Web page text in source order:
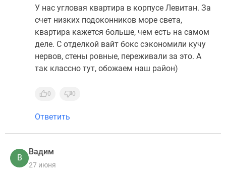
У нас угловая квартира в корпусе Левитан. За
счет низких подоконников море света,
квартира кажется больше, чем есть на самом
деле. С отделкой вайт бокс сэкономили кучу
нервов, стены ровные, переживали за это. А
так классно тут, обожаем наш район)
0 0
Ответить
В
Вадим
27 июня